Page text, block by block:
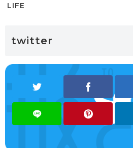
LIFE
twitter